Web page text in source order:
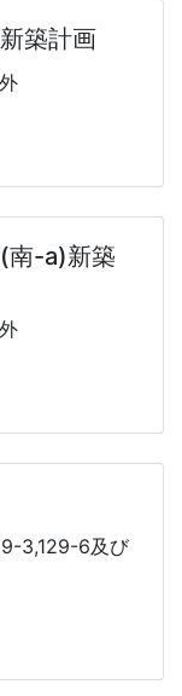
築計画
南-a)新築
3,129-6及び